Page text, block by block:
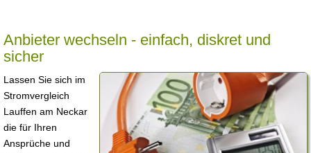
Anbieter wechseln - einfach, diskret und
sicher
Lassen Sie sich im
Stromvergleich
Lauffen am Neckar
die für Ihren
Ansprüche und